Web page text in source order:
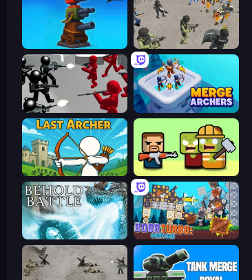
Furry Road Battle Simulator: Prison & Police
Battle Simulator: Counter Stickman Merge Archers
Last Archer Zombie Horde: Build & Survive
Behold Battle Bobr Turbo: Craft Cars